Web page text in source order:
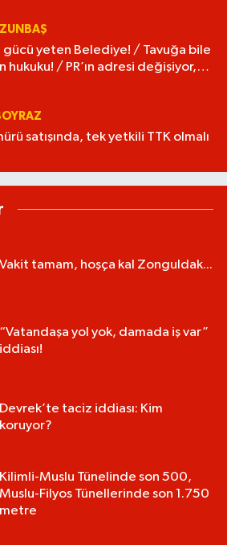
gücü yeten Belediye! / Tavuğa bile
hukuku! / PR’ın adresi değişiyor,
satışında, tek yetkili TTK olmalı
Vakit tamam, hoşça kal Zonguldak...
“Vatandaşa yol yok, damada iş var”
iddiası!
Devrek’te taciz iddiası: Kim
koruyor?
Kilimli-Muslu Tünelinde son 500,
Muslu-Filyos Tünellerinde son 1.750
metre